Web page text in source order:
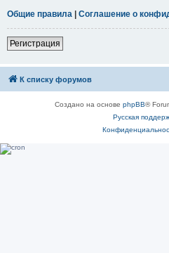
Общие правила | Соглашение о
Регистрация
К списку форумов
Создано на основе phpBB®
Русская